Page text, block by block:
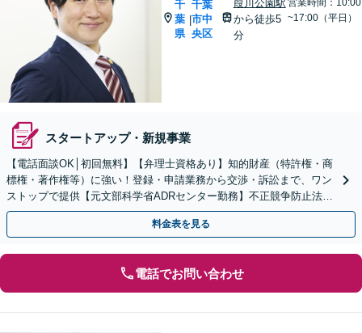
千
葉
県
|
千葉
市中
央区
葭川公園駅
から徒歩5
分
営業時間：10:00
~17:00（平日）
スタートアップ・新規事業
【電話面談OK│初回無料】【弁理士資格あり】知的財産（特許権・商
標権・著作権等）に強い！登録・申請業務から交渉・訴訟まで、ワン
ストップで提供【元文部科学省ADRセンター勤務】不正競争防止法の
ご相談にも対応します。【顧問契約可】
料金表を見る
電話でお問い合わせ